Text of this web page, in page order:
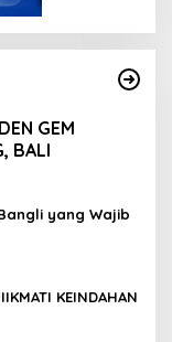
GEM
BALI
yang Wajib
KEINDAHAN